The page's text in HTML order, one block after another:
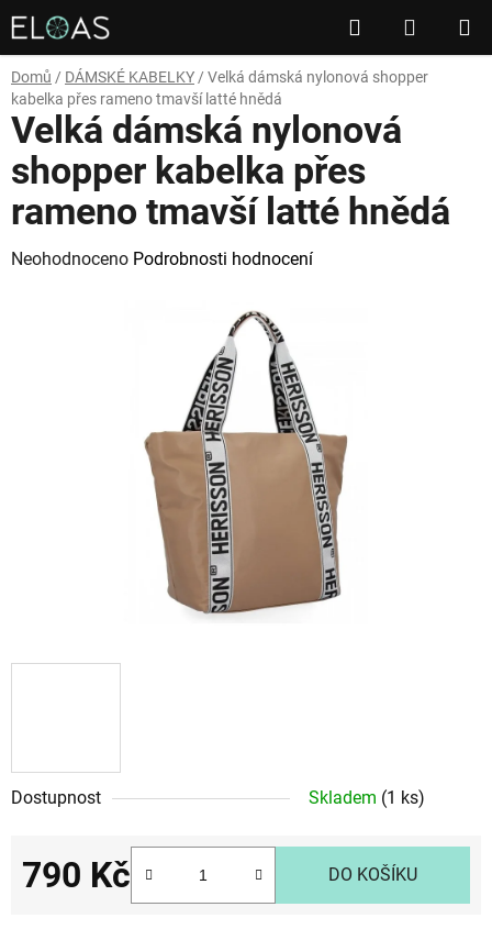
Přejít
na
obsah
Hledat
KOŠÍK
Domů / DÁMSKÉ KABELKY / Velká dámská nylonová shopper
kabelka přes rameno tmavší latté hnědá
Dostupnost Skladem (1 ks)
790 Kč DO KOŠÍKU
Velká dámská nylonová
shopper kabelka přes
rameno tmavší latté hnědá
Průměrné
Neohodnoceno Podrobnosti hodnocení